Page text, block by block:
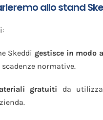
allo stand
Skeddi gestisce in modo
normative.
gratuiti da